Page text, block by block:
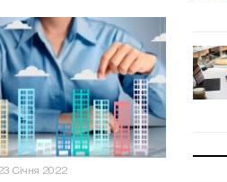
Січня 2022